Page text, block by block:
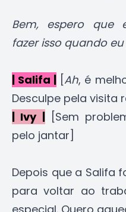
Bem, espero que
fazer isso quando
| Salifa | [Ah, é
Desculpe pela visita
| Ivy |[Sem
pelo jantar]
Depois que a Salifa
para voltar ao